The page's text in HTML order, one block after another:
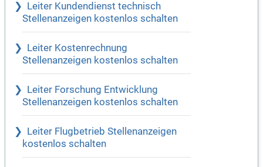
Leiter Kundendienst technisch
Stellenanzeigen kostenlos schalten
Leiter Kostenrechnung
Stellenanzeigen kostenlos schalten
Leiter Forschung Entwicklung
Stellenanzeigen kostenlos schalten
Leiter Flugbetrieb Stellenanzeigen
kostenlos schalten